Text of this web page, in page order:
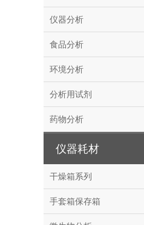
仪器分析
食品分析
环境分析
分析用试剂
药物分析
仪器耗材
干燥箱系列
手套箱保存箱